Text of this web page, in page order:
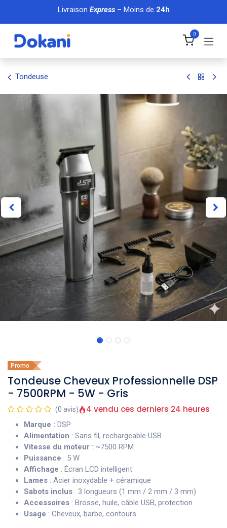
Se rendre au contenu
Livraison Express– Moins de 24h
0
Tondeuse
Promo
Tondeuse Cheveux Professionnelle DSP
- 7500RPM - 5W - Gris
(0 avis) 4 vendu ces derniers 24 heures
Marque : DSP
Alimentation : Sans fil, rechargeable USB
Vitesse du moteur : ~7500 RPM
Puissance : 5 W
Affichage : Écran LCD intelligent
Lames : Acier inoxydable + céramique
Sabots inclus : 3 longueurs (1 mm / 2 mm / 3 mm)
Accessoires : Brosse, huile, câble USB, protection
Usage : Cheveux, barbe, contours